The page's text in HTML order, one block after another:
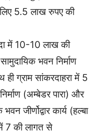
5.5 लाख रुपए की
में 10-10 लाख की
भवन निर्माण
ग्राम सांकरदाहरा में 5
(अम्बेडर पारा) और
जीर्णोद्वार कार्य (हल्बा
7 की लागत से